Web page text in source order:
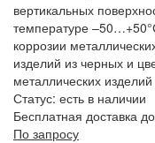
вертикальных
температуре
коррозии
изделий из черных и
металлических
Статус: есть в наличии
Бесплатная доставка
По запросу